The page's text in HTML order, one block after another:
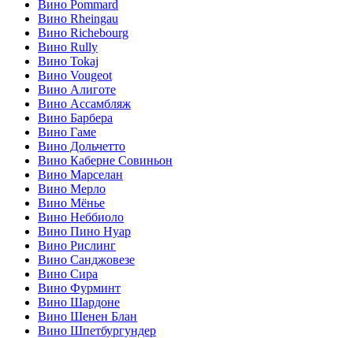
Вино Pommard
Вино Rheingau
Вино Richebourg
Вино Rully
Вино Tokaj
Вино Vougeot
Вино Алиготе
Вино Ассамбляж
Вино Барбера
Вино Гаме
Вино Дольчетто
Вино Каберне Совиньон
Вино Марселан
Вино Мерло
Вино Мёнье
Вино Неббиоло
Вино Пино Нуар
Вино Рислинг
Вино Санджовезе
Вино Сира
Вино Фурминт
Вино Шардоне
Вино Шенен Блан
Вино Шпетбургундер